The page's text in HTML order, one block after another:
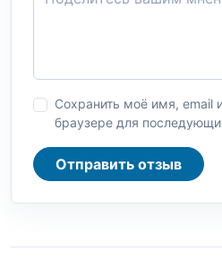
Сохранить моё имя, email
браузере для
Отправить отзыв